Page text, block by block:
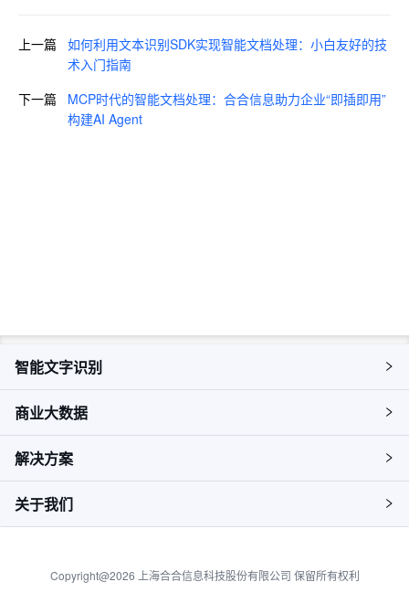
上一篇 如何利用文本识别SDK实现智能文档处理：小白友好的技
术入门指南
下一篇
MCP时代的智能文档处理：合合信息助力企业“即插即用”
构建AI Agent
智能文字识别
商业大数据
解决方案
关于我们
Copyright@2026 上海合合信息科技股份有限公司 保留所有权利